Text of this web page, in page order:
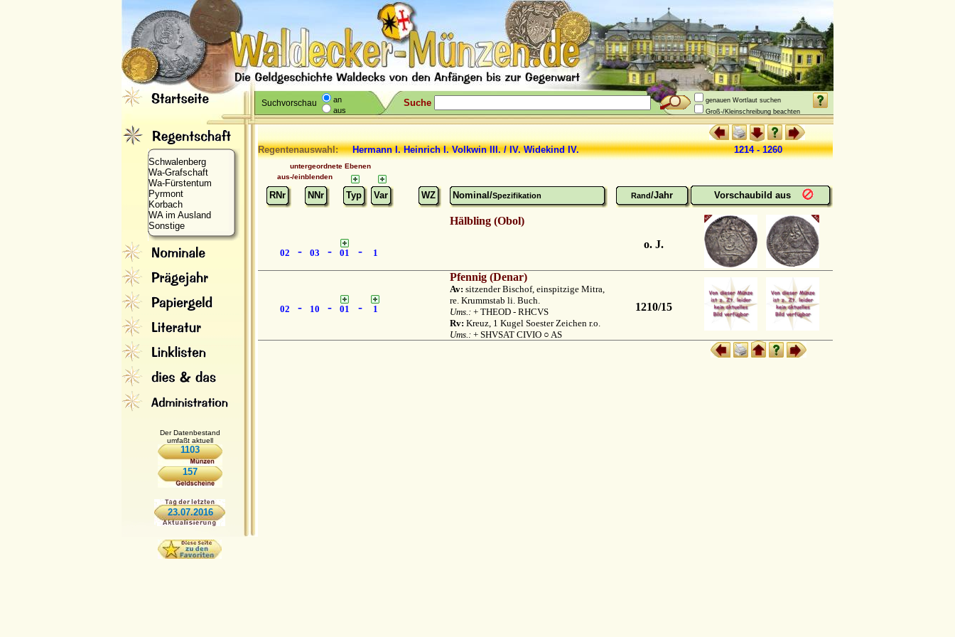
Suchvorschau
an
aus
Suche
genauen Wortlaut suchen
Groß-/Kleinschreibung beachten
Schwalenberg
Wa-Grafschaft
Wa-Fürstentum
Pyrmont
Korbach
WA im Ausland
Sonstige
Der Datenbestand
umfaßt aktuell
1103
157
23.07.2016
Regentenauswahl: Hermann I. Heinrich I. Volkwin III. / IV. Widekind IV. 1214 - 1260
untergeordnete Ebenen
aus-/einblenden
RNr NNr Typ Var WZ Nominal/Spezifikation Rand/Jahr Vorschaubild aus
02 - 03 - 01 - 1
Hälbling (Obol)
o. J.
02 - 10 - 01 - 1
Pfennig (Denar)
Av: sitzender Bischof, einspitzige Mitra,
re. Krummstab li. Buch.
Ums.: + THEOD - RHCVS
Rv: Kreuz, 1 Kugel Soester Zeichen r.o.
Ums.: + SHVSAT CIVIO ○ AS
1210/15